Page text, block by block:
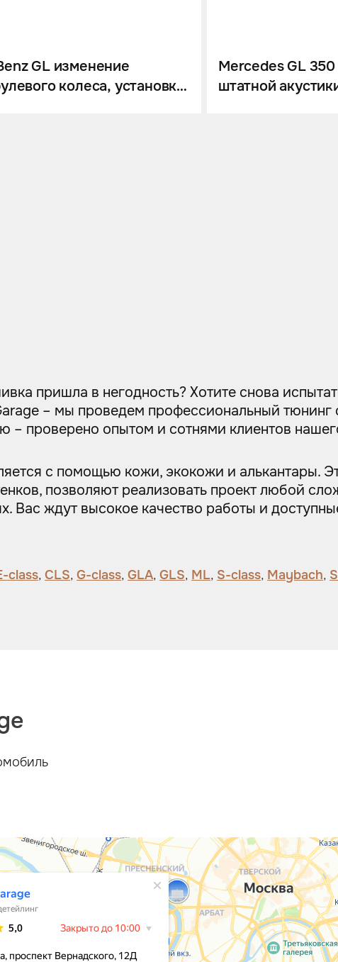
GL изменение
колеса, установка
Mercedes GL
штатной
пришла в негодность? Хотите снова
– мы проведем профессиональный
– проверено опытом и сотнями клиентов
с помощью кожи, экокожи и алькантары.
позволяют реализовать проект любой
Вас ждут высокое качество работы и
class, CLS, G-class, GLA, GLS, ML, S-class, Maybach,